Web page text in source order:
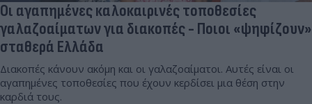
Οι αγαπημένες καλοκαιρινές τοποθεσίες
γαλαζοαίματων για διακοπές - Ποιοι «ψηφίζουν»
σταθερά Ελλάδα
Διακοπές κάνουν ακόμη και οι γαλαζοαίματοι. Αυτές είναι οι
αγαπημένες τοποθεσίες που έχουν κερδίσει μια θέση στην
καρδιά τους.